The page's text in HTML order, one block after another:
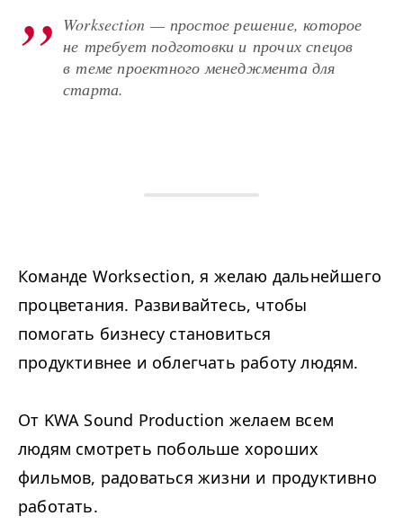
Worksection — простое решение, которое
не требует подготовки и прочих спецов
в теме проектного менеджмента для
старта.
Команде Worksection, я желаю дальнейшего
процветания. Развивайтесь, чтобы
помогать бизнесу становиться
продуктивнее и облегчать работу людям.
От KWA Sound Production желаем всем
людям смотреть побольше хороших
фильмов, радоваться жизни и продуктивно
работать.